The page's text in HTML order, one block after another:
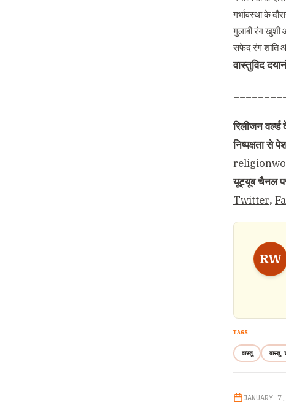
गर्भावस्था के
गुलाबी रंग खुशी
सफेद रंग शांति
वास्तुविद
रिलीजन
निष्पक्षता
यूट्यूब चैनल
Twitter,
RW
TAGS
वास्तु वास्तु
JANUARY